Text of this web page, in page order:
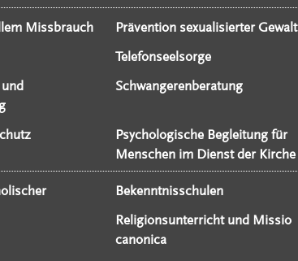
Missbrauch Prävention sexualisierter Gewalt
Telefonseelsorge
Schwangerenberatung
Psychologische Begleitung für
Menschen im Dienst der Kirche
Bekenntnisschulen
Religionsunterricht und Missio
canonica